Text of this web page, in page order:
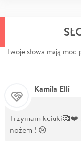
Twoje słowa mają moc
Kamila Elli
Trzymam kciuki🥰❤️
nożem ! 😢